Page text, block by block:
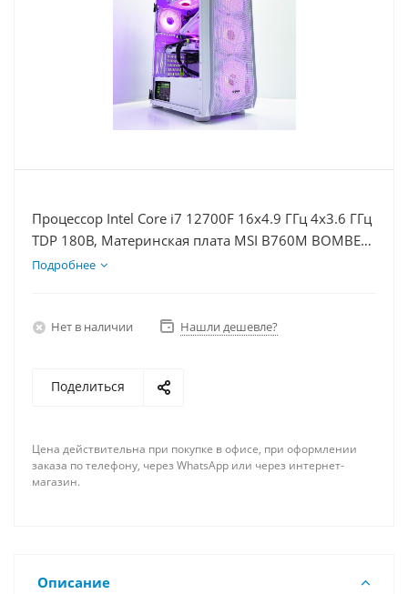
Процессор Intel Core i7 12700F 16x4.9 ГГц 4x3.6 ГГц
TDP 180В, Материнская плата MSI B760M BOMBER
WIFI D5, Видеокарта RTX 4070S 12Гб, Память
Подробнее
Нет в наличии Нашли дешевле?
Поделиться
Цена действительна при покупке в офисе, при оформлении
заказа по телефону, через WhatsApp или через интернет-
магазин.
Описание